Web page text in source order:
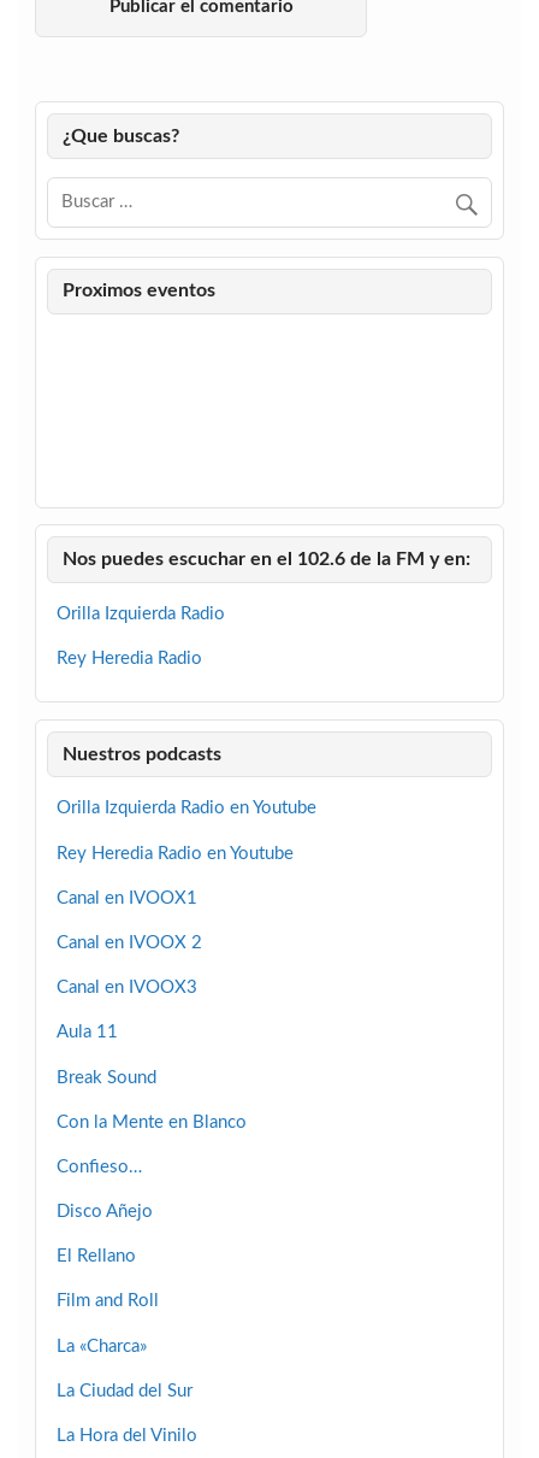
¿Que buscas?
Proximos eventos
Nos puedes escuchar en el 102.6 de la FM y en:
Orilla Izquierda Radio
Rey Heredia Radio
Nuestros podcasts
Orilla Izquierda Radio en Youtube
Rey Heredia Radio en Youtube
Canal en IVOOX1
Canal en IVOOX 2
Canal en IVOOX3
Aula 11
Break Sound
Con la Mente en Blanco
Confieso…
Disco Añejo
El Rellano
Film and Roll
La «Charca»
La Ciudad del Sur
La Hora del Vinilo